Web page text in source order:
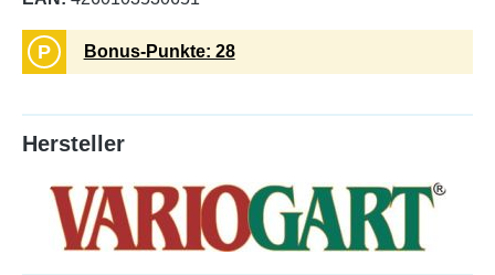
P Bonus-Punkte: 28
Hersteller